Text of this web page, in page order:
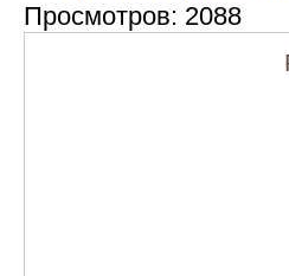
Просмотров: 2088